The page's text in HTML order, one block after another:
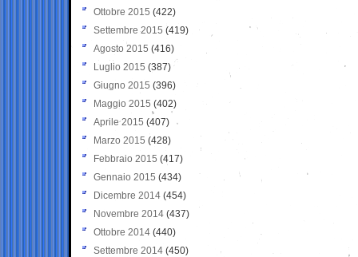
Ottobre 2015 (422)
Settembre 2015 (419)
Agosto 2015 (416)
Luglio 2015 (387)
Giugno 2015 (396)
Maggio 2015 (402)
Aprile 2015 (407)
Marzo 2015 (428)
Febbraio 2015 (417)
Gennaio 2015 (434)
Dicembre 2014 (454)
Novembre 2014 (437)
Ottobre 2014 (440)
Settembre 2014 (450)